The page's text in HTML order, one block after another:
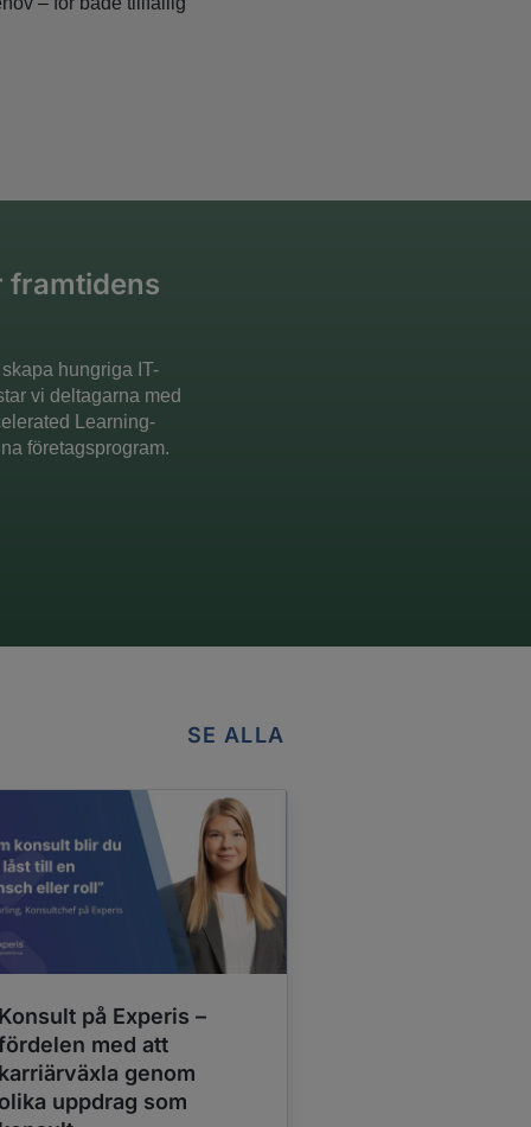
framtidens
hungriga IT-
vi deltagarna med
Learning-
företagsprogram.
SE ALLA
Konsult på Experis –
med att
karriärväxla genom
olika uppdrag som